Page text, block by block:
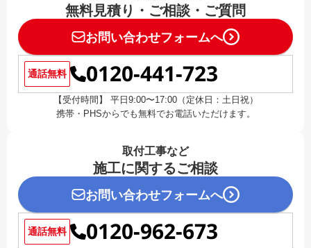
無料見積り・ご相談・ご質問
お問い合わせフォームへ
通話無料 0120-441-723
【受付時間】 平日9:00〜17:00（定休日：土日祝）
携帯・PHSからでも無料でお電話いただけます。
取付工事など
施工に関するご相談
お問い合わせフォームへ
通話無料 0120-962-673